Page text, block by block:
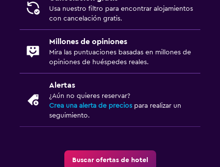
Usa nuestro filtro para encontrar alojamientos
con cancelación gratis.
Millones de opiniones
Mira las puntuaciones basadas en millones de
opiniones de huéspedes reales.
Alertas
¿Aún no quieres reservar?
Crea una alerta de precios para realizar un
seguimiento.
Buscar ofertas de hotel